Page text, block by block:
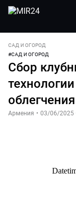
САД И ОГОРОД
#САД И ОГОРОД
Сбор
Армения • 03/06/2025